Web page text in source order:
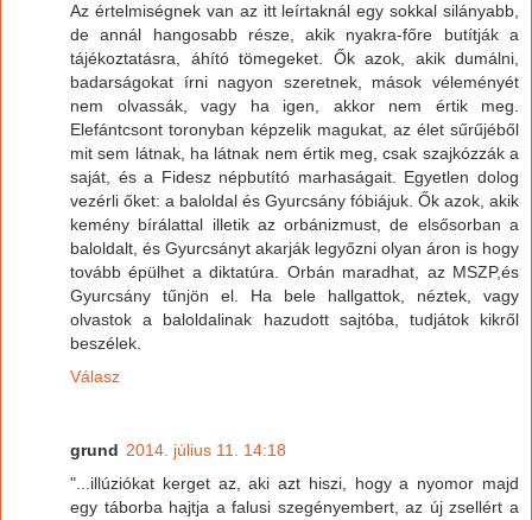
Az értelmiségnek van az itt leírtaknál egy sokkal silányabb,
de annál hangosabb része, akik nyakra-főre butítják a
tájékoztatásra, áhító tömegeket. Ők azok, akik dumálni,
badarságokat írni nagyon szeretnek, mások véleményét
nem olvassák, vagy ha igen, akkor nem értik meg.
Elefántcsont toronyban képzelik magukat, az élet sűrűjéből
mit sem látnak, ha látnak nem értik meg, csak szajkózzák a
saját, és a Fidesz népbutító marhaságait. Egyetlen dolog
vezérli őket: a baloldal és Gyurcsány fóbiájuk. Ők azok, akik
kemény bírálattal illetik az orbánizmust, de elsősorban a
baloldalt, és Gyurcsányt akarják legyőzni olyan áron is hogy
tovább épülhet a diktatúra. Orbán maradhat, az MSZP,és
Gyurcsány tűnjön el. Ha bele hallgattok, néztek, vagy
olvastok a baloldalinak hazudott sajtóba, tudjátok kikről
beszélek.
Válasz
grund 2014. július 11. 14:18
"...illúziókat kerget az, aki azt hiszi, hogy a nyomor majd
egy táborba hajtja a falusi szegényembert, az új zsellért a